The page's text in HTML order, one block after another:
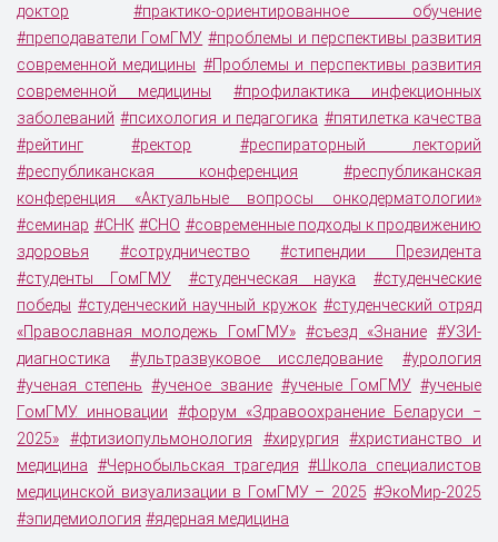
доктор
#практико-ориентированное обучение
#преподаватели ГомГМУ #проблемы и перспективы развития
современной медицины #Проблемы и перспективы развития
современной медицины
#профилактика инфекционных
заболеваний #психология и педагогика #пятилетка качества
#рейтинг
#ректор
#респираторный лекторий
#республиканская конференция
#республиканская
конференция «Актуальные вопросы онкодерматологии»
#семинар #СНК #СНО #современные подходы к продвижению
здоровья
#сотрудничество
#стипендии Президента
#студенты ГомГМУ
#студенческая наука
#студенческие
победы #студенческий научный кружок #студенческий отряд
«Православная молодежь ГомГМУ» #съезд «Знание #УЗИ-
диагностика
#ультразвуковое исследование
#урология
#ученая степень #ученое звание #ученые ГомГМУ #ученые
ГомГМУ. инновации
#форум «Здравоохранение Беларуси ‒
2025»
#фтизиопульмонология #хирургия
#христианство и
медицина
#Чернобыльская трагедия #Школа специалистов
медицинской визуализации в ГомГМУ – 2025 #ЭкоМир-2025
#эпидемиология #ядерная медицина